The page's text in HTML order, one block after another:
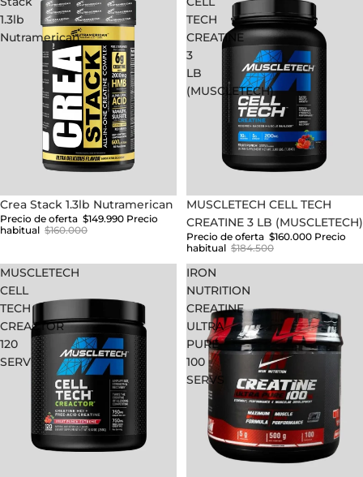
1.3lb
Nutramerican
Oferta
Crea Stack 1.3lb Nutramerican
Precio de oferta $149.990 Precio
habitual $160.000
TECH
CREATINE
3
LB
(MUSCLETECH)
Oferta
MUSCLETECH CELL TECH
CREATINE 3 LB (MUSCLETECH)
Precio de oferta $160.000 Precio
habitual $184.500
MUSCLETECH
CELL
TECH
CREACTOR
120
SERV
IRON
NUTRITION
CREATINE
ULTRA
PURE
100
SERVS